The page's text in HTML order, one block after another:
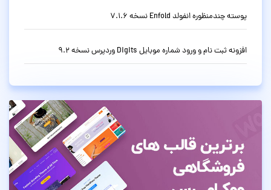
پوسته چندمنظوره انفولد Enfold نسخه 7.1.6
افزونه ثبت نام و ورود شماره موبایل Digits وردپرس نسخه 9.2